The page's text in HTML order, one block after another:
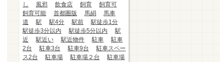
し
風邪 飲食店 飼育
飼育可
飼育可能
首都圏版 馬絹
馬車
道
駅 駅4分 駅前
駅徒歩1分
駅徒歩3分以内
駅徒歩5分以内
駅
近
駅近い 駅近物件 駐車
駐車
2台
駐車3台 駐車9台
駐車スペー
ス2台
駐車場 駐車場２台
駐車場